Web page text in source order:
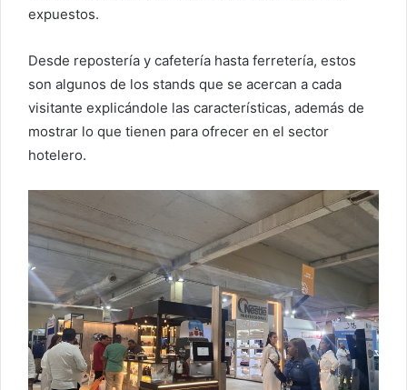
r
ó
n
i
expuestos.
Desde repostería y cafetería hasta ferretería, estos
son algunos de los stands que se acercan a cada
visitante explicándole las características, además de
mostrar lo que tienen para ofrecer en el sector
hotelero.